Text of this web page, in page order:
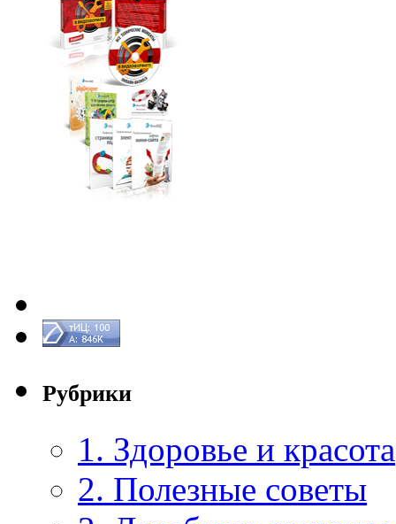
Рубрики
1. Здоровье и красота
2. Полезные советы